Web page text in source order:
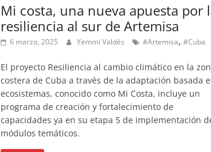
Mi costa, una nueva apuesta por
resiliencia al sur de Artemisa
6 marzo, 2025 Yemmi Valdés #Artemisa,#Cuba
El proyecto Resiliencia al cambio climático en la
costera de Cuba a través de la adaptación basada
ecosistemas, conocido como Mi Costa, incluye un
programa de creación y fortalecimiento de
capacidades ya en su etapa 5 de implementación
módulos temáticos.